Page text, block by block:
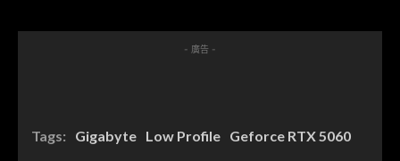
- 廣告 -
Tags: Gigabyte Low Profile Geforce RTX 5060